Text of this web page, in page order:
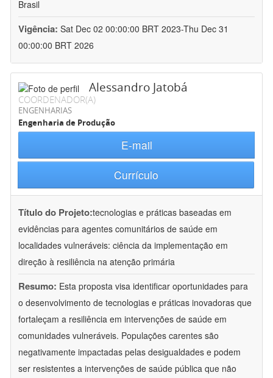
Brasil
Vigência: Sat Dec 02 00:00:00 BRT 2023-Thu Dec 31
00:00:00 BRT 2026
Alessandro Jatobá
COORDENADOR(A)
ENGENHARIAS
Engenharia de Produção
E-mail
Currículo
Título do Projeto:tecnologias e práticas baseadas em
evidências para agentes comunitários de saúde em
localidades vulneráveis: ciência da implementação em
direção à resiliência na atenção primária
Resumo: Esta proposta visa identificar oportunidades para
o desenvolvimento de tecnologias e práticas inovadoras que
fortaleçam a resiliência em intervenções de saúde em
comunidades vulneráveis. Populações carentes são
negativamente impactadas pelas desigualdades e podem
ser resistentes a intervenções de saúde pública que não